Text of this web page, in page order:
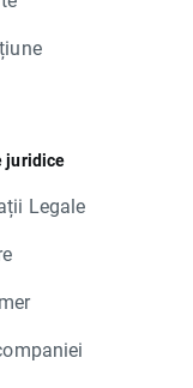
juridice
Legale